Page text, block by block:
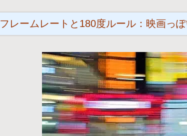
フレームレートと180度ルール：映画っ